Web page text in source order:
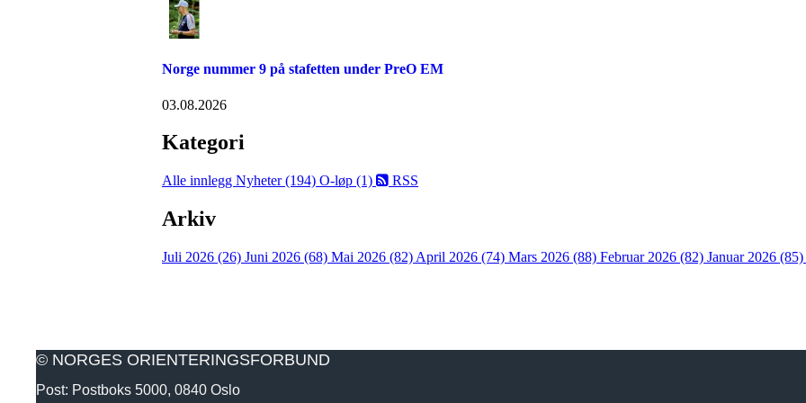
Norge nummer 9 på stafetten under PreO EM
03.08.2026
Kategori
Alle innlegg Nyheter (194) O-løp (1) RSS
Arkiv
Juli 2026 (26) Juni 2026 (68) Mai 2026 (82) April 2026 (74) Mars 2026 (88) Februar 2026 (82) Januar 2026 (85)
© NORGES ORIENTERINGSFORBUND
Post: Postboks 5000, 0840 Oslo